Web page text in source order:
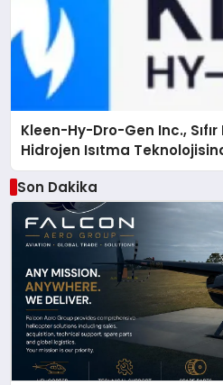
Kleen-Hy-Dro-Gen Inc.,
Hidrojen Isıtma
Düzenleyici Onaylarını Aldı
Son Dakika